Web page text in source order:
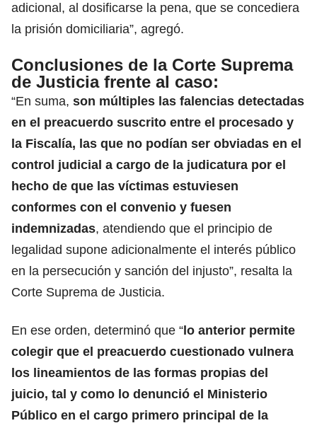
adicional, al dosificarse la pena, que se concediera
la prisión domiciliaria”, agregó.
Conclusiones de la Corte Suprema
de Justicia frente al caso:
“En suma, son múltiples las falencias detectadas
en el preacuerdo suscrito entre el procesado y
la Fiscalía, las que no podían ser obviadas en el
control judicial a cargo de la judicatura por el
hecho de que las víctimas estuviesen
conformes con el convenio y fuesen
indemnizadas, atendiendo que el principio de
legalidad supone adicionalmente el interés público
en la persecución y sanción del injusto”, resalta la
Corte Suprema de Justicia.
En ese orden, determinó que “lo anterior permite
colegir que el preacuerdo cuestionado vulnera
los lineamientos de las formas propias del
juicio, tal y como lo denunció el Ministerio
Público en el cargo primero principal de la